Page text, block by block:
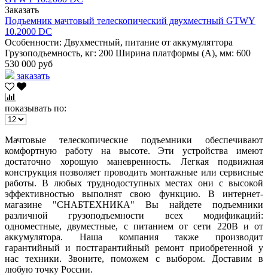
Заказать
Подъемник мачтовый телескопический двухместный GTWY
10.2000 DC
Особенности: Двухместный, питание от аккумуляттора
Грузоподъемность, кг: 200 Ширина платформы (А), мм: 600
530 000 руб
заказать
показывать по:
Мачтовые телескопические подъемники обеспечивают
комфортную работу на высоте. Эти устройства имеют
достаточно хорошую маневренность. Легкая подвижная
конструкция позволяет проводить монтажные или сервисные
работы. В любых труднодоступных местах они с высокой
эффективностью выполнят свою функцию. В интернет-
магазине "СНАБТЕХНИКА" Вы найдете подъемники
различной грузоподъемности всех модификаций:
одноместные, двуместные, с питанием от сети 220В и от
аккумулятора. Наша компания также производит
гарантийный и постгарантийный ремонт приобретенной у
нас техники. Звоните, поможем с выбором. Доставим в
любую точку России.